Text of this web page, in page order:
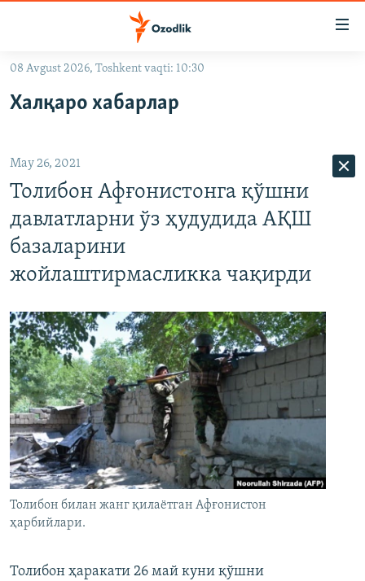
Асосий
навигацияга
Қидиришга
ўтинг
OZODVIDEO
На русском
ИЖТИМОИЙ ТАРМОҚЛАР
Озодлик бошқа тилларда
08 Avgust 2026, Toshkent vaqti: 10:30
Халқаро хабарлар
May 26, 2021
Толибон Афғонистонга қўшни
давлатларни ўз ҳудудида АҚШ
базаларини
жойлаштирмасликка чақирди
Толибон билан жанг қилаётган Афғонистон
ҳарбийлари.
Толибон ҳаракати 26 май куни қўшни